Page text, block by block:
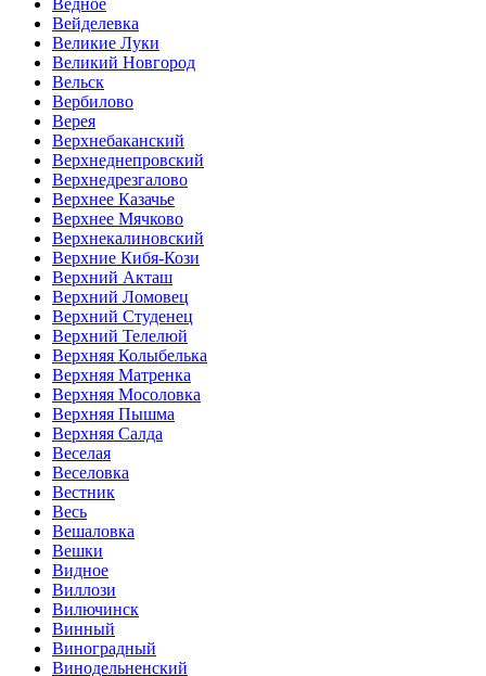
Вейделевка
Великие Луки
Великий Новгород
Вельск
Вербилово
Верея
Верхнебаканский
Верхнеднепровский
Верхнедрезгалово
Верхнее Казачье
Верхнее Мячково
Верхнекалиновский
Верхние Кибя-Кози
Верхний Акташ
Верхний Ломовец
Верхний Студенец
Верхний Телелюй
Верхняя Колыбелька
Верхняя Матренка
Верхняя Мосоловка
Верхняя Пышма
Верхняя Салда
Веселая
Веселовка
Вестник
Весь
Вешаловка
Вешки
Видное
Виллози
Вилючинск
Винный
Виноградный
Винодельненский